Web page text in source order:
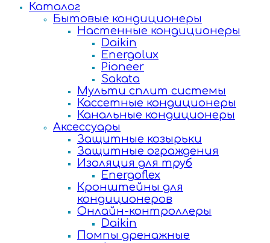
Каталог
Бытовые кондиционеры
Настенные кондиционеры
Daikin
Energolux
Pioneer
Sakata
Мульти сплит системы
Кассетные кондиционеры
Канальные кондиционеры
Аксессуары
Защитные козырьки
Защитные ограждения
Изоляция для труб
Energoflex
Кронштейны для
кондиционеров
Онлайн-контроллеры
Daikin
Помпы дренажные